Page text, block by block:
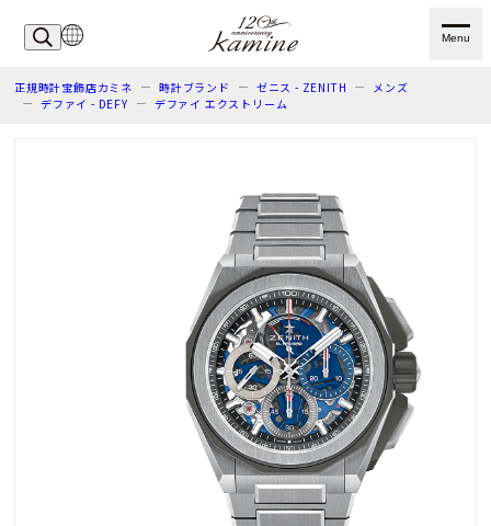
Menu
正規時計宝飾店カミネ 時計ブランド ゼニス - ZENITH
メンズ
デファイ - DEFY
デファイ エクストリーム